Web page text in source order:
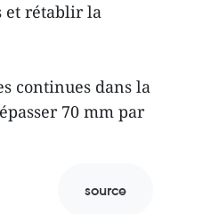
et rétablir la
continues dans la
70 mm par
source